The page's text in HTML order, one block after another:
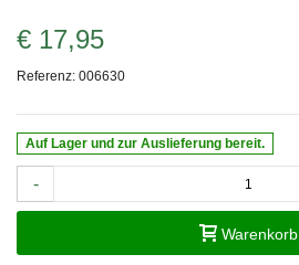
€ 17,95
Referenz: 006630
Auf Lager und zur Auslieferung bereit.
-
Warenkorb